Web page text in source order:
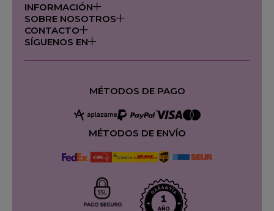
INFORMACIÓN
SOBRE NOSOTROS
CONTACTO
SÍGUENOS EN
MÉTODOS DE PAGO
MÉTODOS DE ENVÍO